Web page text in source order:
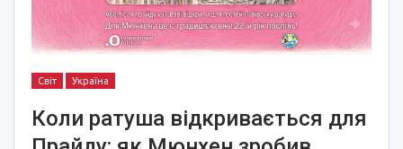
Світ Україна
Коли ратуша відкривається для